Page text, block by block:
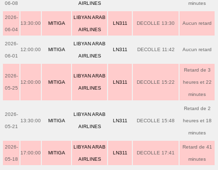
06-08 AIRLINES minutes
2026-
06-04
13:30:00 MITIGA
LIBYAN ARAB
AIRLINES
LN311 DECOLLE 13:30 Aucun retard
2026-
06-01
12:00:00 MITIGA
LIBYAN ARAB
AIRLINES
LN311 DECOLLE 11:42 Aucun retard
2026-
05-25
12:00:00 MITIGA
LIBYAN ARAB
AIRLINES
LN311 DECOLLE 15:22
Retard de 3
heures et 22
minutes
2026-
05-21
13:30:00 MITIGA
LIBYAN ARAB
AIRLINES
LN311 DECOLLE 15:48
Retard de 2
heures et 18
minutes
2026-
05-18
17:00:00 MITIGA
LIBYAN ARAB
AIRLINES
LN311 DECOLLE 17:41
Retard de 41
minutes